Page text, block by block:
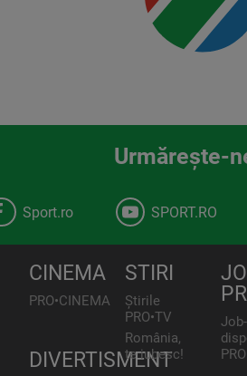
Urmăreşte-
Sport.ro SPORT.RO
CINEMA
PRO•CINEMA
DIVERTISMENT
STIRI
Știrile
PRO•TV
România,
te iubesc!